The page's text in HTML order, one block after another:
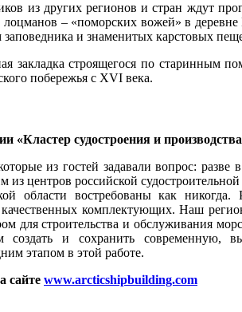
из других регионов и стран ждут
– «поморских вожей» в
и знаменитых карстовых
закладка строящегося по старинным
побережья с XVI века.
судостроения и
из гостей задавали вопрос:
из центров российской
области востребованы как
комплектующих. Наш
для строительства и обслуживания
и сохранить современную,
этапом в этой работе.
сайте www.arcticshipbuilding.com